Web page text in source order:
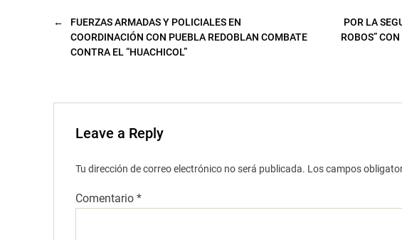
v
)
←
FUERZAS ARMADAS Y POLICIALES EN
COORDINACIÓN CON PUEBLA REDOBLAN COMBATE
CONTRA EL “HUACHICOL”
POR LA
ROBOS”
Leave a Reply
Tu dirección de correo electrónico no será publicada. Los campos
Comentario *